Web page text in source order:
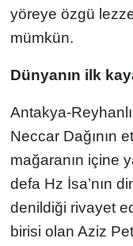
yöreye özgü
mümkün.
Dünyanın ilk
Antakya-
Neccar Dağının
mağaranın içine
defa Hz İsa’nın
denildiği rivayet
birisi olan Aziz